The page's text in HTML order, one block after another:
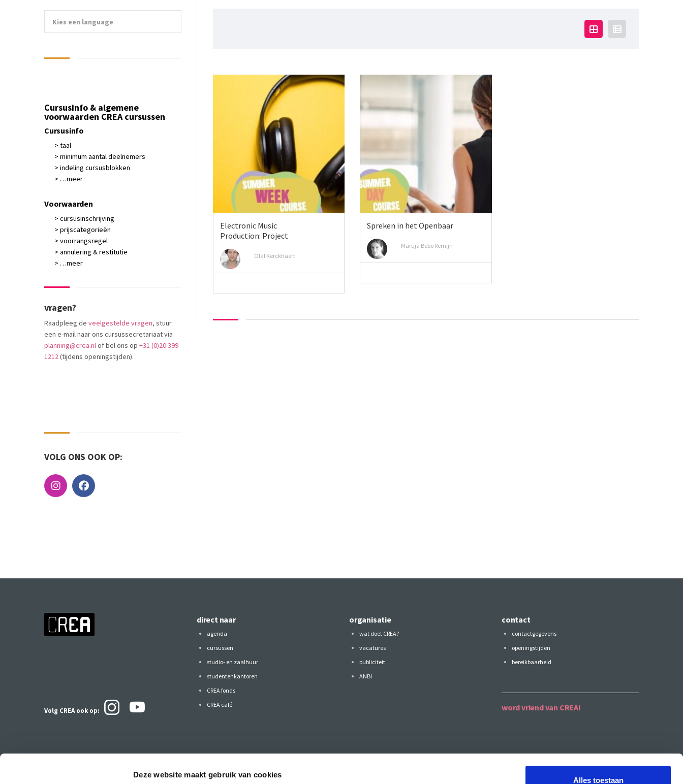
Deze website maakt gebruik van cookies
Alles toestaan
Electronic Music
Production: Project
Olaf Kerckhaert
Spreken in het Openbaar
Maruja Bobo Remijn
Kies een language
Cursusinfo & algemene
voorwaarden CREA cursussen
Cursusinfo
> taal
> minimum aantal deelnemers
> indeling cursusblokken
> …meer
Voorwaarden
> cursusinschrijving
> prijscategorieën
> voorrangsregel
> annulering & restitutie
> …meer
vragen?
Raadpleeg de veelgestelde vragen, stuur
een e-mail naar ons cursussecretariaat via
planning@crea.nlof bel ons op +31 (0)20 399
1212(tijdens openingstijden).
VOLG ONS OOK OP:
Volg CREA ook op:
direct naar
agenda
cursussen
studio- en zaalhuur
studentenkantoren
CREA fonds
CREA café
organisatie
wat doet CREA?
vacatures
publiciteit
ANBI
contact
contactgegevens
openingstijden
bereikbaarheid
word vriend van CREA!